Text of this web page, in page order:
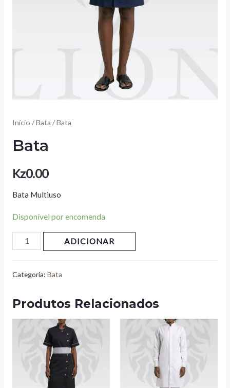
Início /Bata / Bata
Bata
Kz0.00
Bata Multiuso
Disponível por encomenda
ADICIONAR
Categoria: Bata
Produtos Relacionados